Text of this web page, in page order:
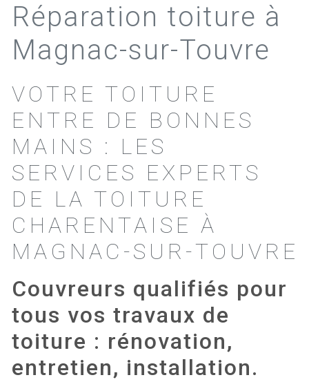
Réparation toiture à
Magnac-sur-Touvre
VOTRE TOITURE
ENTRE DE BONNES
MAINS : LES
SERVICES EXPERTS
DE LA TOITURE
CHARENTAISE À
MAGNAC-SUR-TOUVRE
Couvreurs qualifiés pour
tous vos travaux de
toiture : rénovation,
entretien, installation.